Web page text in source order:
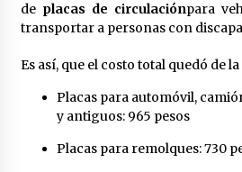
de placas de circulaciónpara
transportar a personas con
Es así, que el costo total quedó de
Placas para automóvil,
y antiguos: 965 pesos
Placas para remolques: 730